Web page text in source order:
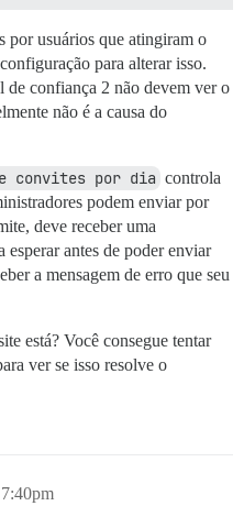
por usuários que atingiram o
para alterar isso.
confiança 2 não devem ver o
não é a causa do
convites por dia controla
podem enviar por
deve receber uma
antes de poder enviar
a mensagem de erro que seu
está? Você consegue tentar
ver se isso resolve o